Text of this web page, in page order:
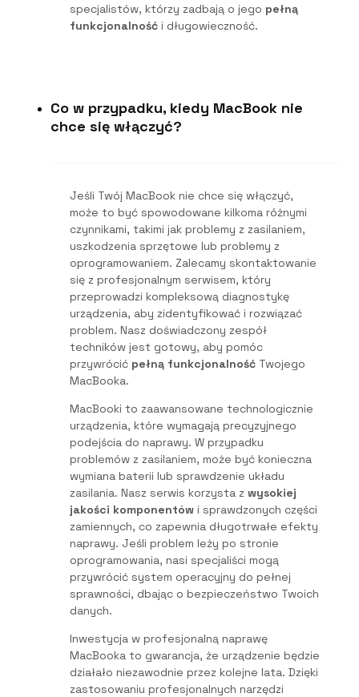
specjalistów, którzy zadbają o jego pełną
funkcjonalność i długowieczność.
Co w przypadku, kiedy MacBook nie
chce się włączyć?
Jeśli Twój MacBook nie chce się włączyć,
może to być spowodowane kilkoma różnymi
czynnikami, takimi jak problemy z zasilaniem,
uszkodzenia sprzętowe lub problemy z
oprogramowaniem. Zalecamy skontaktowanie
się z profesjonalnym serwisem, który
przeprowadzi kompleksową diagnostykę
urządzenia, aby zidentyfikować i rozwiązać
problem. Nasz doświadczony zespół
techników jest gotowy, aby pomóc
przywrócić pełną funkcjonalność Twojego
MacBooka.
MacBooki to zaawansowane technologicznie
urządzenia, które wymagają precyzyjnego
podejścia do naprawy. W przypadku
problemów z zasilaniem, może być konieczna
wymiana baterii lub sprawdzenie układu
zasilania. Nasz serwis korzysta z wysokiej
jakości komponentów i sprawdzonych części
zamiennych, co zapewnia długotrwałe efekty
naprawy. Jeśli problem leży po stronie
oprogramowania, nasi specjaliści mogą
przywrócić system operacyjny do pełnej
sprawności, dbając o bezpieczeństwo Twoich
danych.
Inwestycja w profesjonalną naprawę
MacBooka to gwarancja, że urządzenie będzie
działało niezawodnie przez kolejne lata. Dzięki
zastosowaniu profesjonalnych narzędzi